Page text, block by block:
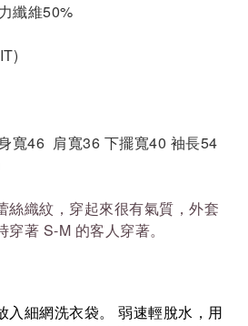
纖維50%
寬46  肩寬36 下擺寬40 袖長54
絲織紋 ，穿起來很有氣質 ，外套
穿著 S-M 的客人穿著。
入細網洗衣袋。 弱速輕脫水，用